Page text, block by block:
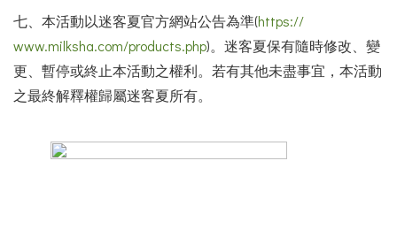
七、本活動以迷客夏官方網站公告為準(https://
www.milksha.com/products.php)。迷客夏保有隨時修改、變
更、暫停或終止本活動之權利。若有其他未盡事宜，本活動
之最終解釋權歸屬迷客夏所有。